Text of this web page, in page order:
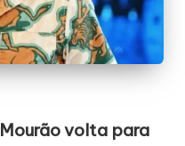
volta para